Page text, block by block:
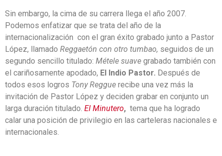
Sin embargo, la cima de su carrera llega el año 2007.
Podemos enfatizar que se trata del año de la
internacionalización con el gran éxito grabado junto a Pastor
López, llamado Reggaetón con otro tumbao, seguidos de un
segundo sencillo titulado: Métele suave grabado también con
el cariñosamente apodado, El Indio Pastor. Después de
todos esos logros Tony Reggue recibe una vez más la
invitación de Pastor López y deciden grabar en conjunto un
larga duración titulado. El Minutero, tema que ha logrado
calar una posición de privilegio en las carteleras nacionales e
internacionales.